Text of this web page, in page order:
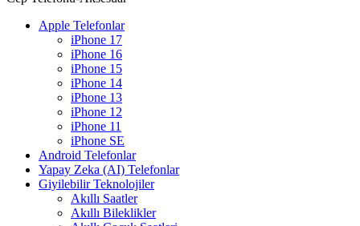
Apple Telefonlar
iPhone 17
iPhone 16
iPhone 15
iPhone 14
iPhone 13
iPhone 12
iPhone 11
iPhone SE
Android Telefonlar
Yapay Zeka (AI) Telefonlar
Giyilebilir Teknolojiler
Akıllı Saatler
Akıllı Bileklikler